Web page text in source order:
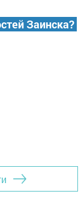
Заинска?